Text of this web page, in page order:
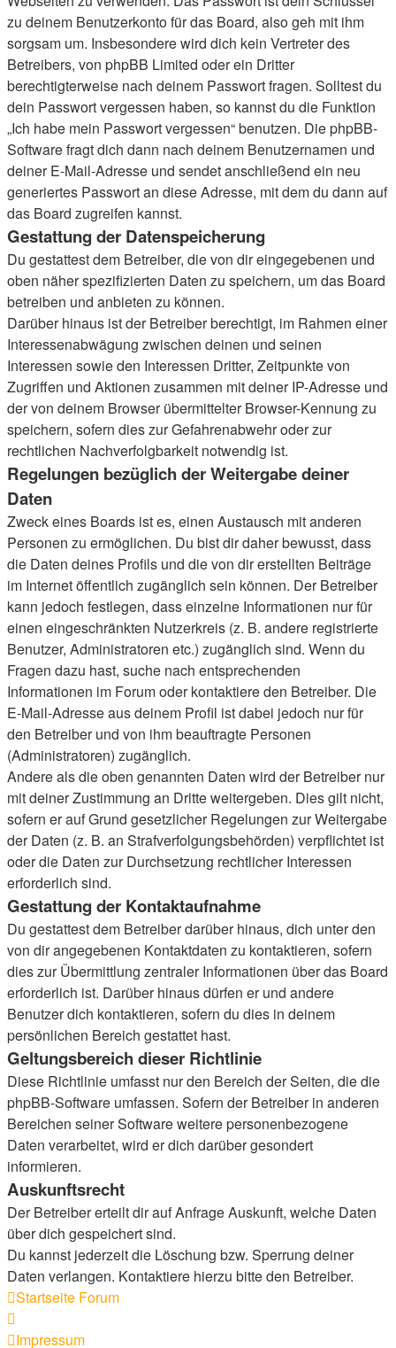
zu deinem Benutzerkonto für das Board, also geh mit ihm
sorgsam um. Insbesondere wird dich kein Vertreter des
Betreibers, von phpBB Limited oder ein Dritter
berechtigterweise nach deinem Passwort fragen. Solltest du
dein Passwort vergessen haben, so kannst du die Funktion
„Ich habe mein Passwort vergessen“ benutzen. Die phpBB-
Software fragt dich dann nach deinem Benutzernamen und
deiner E-Mail-Adresse und sendet anschließend ein neu
generiertes Passwort an diese Adresse, mit dem du dann auf
das Board zugreifen kannst.
Gestattung der Datenspeicherung
Du gestattest dem Betreiber, die von dir eingegebenen und
oben näher spezifizierten Daten zu speichern, um das Board
betreiben und anbieten zu können.
Darüber hinaus ist der Betreiber berechtigt, im Rahmen einer
Interessenabwägung zwischen deinen und seinen
Interessen sowie den Interessen Dritter, Zeitpunkte von
Zugriffen und Aktionen zusammen mit deiner IP-Adresse und
der von deinem Browser übermittelter Browser-Kennung zu
speichern, sofern dies zur Gefahrenabwehr oder zur
rechtlichen Nachverfolgbarkeit notwendig ist.
Regelungen bezüglich der Weitergabe deiner
Daten
Zweck eines Boards ist es, einen Austausch mit anderen
Personen zu ermöglichen. Du bist dir daher bewusst, dass
die Daten deines Profils und die von dir erstellten Beiträge
im Internet öffentlich zugänglich sein können. Der Betreiber
kann jedoch festlegen, dass einzelne Informationen nur für
einen eingeschränkten Nutzerkreis (z. B. andere registrierte
Benutzer, Administratoren etc.) zugänglich sind. Wenn du
Fragen dazu hast, suche nach entsprechenden
Informationen im Forum oder kontaktiere den Betreiber. Die
E-Mail-Adresse aus deinem Profil ist dabei jedoch nur für
den Betreiber und von ihm beauftragte Personen
(Administratoren) zugänglich.
Andere als die oben genannten Daten wird der Betreiber nur
mit deiner Zustimmung an Dritte weitergeben. Dies gilt nicht,
sofern er auf Grund gesetzlicher Regelungen zur Weitergabe
der Daten (z. B. an Strafverfolgungsbehörden) verpflichtet ist
oder die Daten zur Durchsetzung rechtlicher Interessen
erforderlich sind.
Gestattung der Kontaktaufnahme
Du gestattest dem Betreiber darüber hinaus, dich unter den
von dir angegebenen Kontaktdaten zu kontaktieren, sofern
dies zur Übermittlung zentraler Informationen über das Board
erforderlich ist. Darüber hinaus dürfen er und andere
Benutzer dich kontaktieren, sofern du dies in deinem
persönlichen Bereich gestattet hast.
Geltungsbereich dieser Richtlinie
Diese Richtlinie umfasst nur den Bereich der Seiten, die die
phpBB-Software umfassen. Sofern der Betreiber in anderen
Bereichen seiner Software weitere personenbezogene
Daten verarbeitet, wird er dich darüber gesondert
informieren.
Auskunftsrecht
Der Betreiber erteilt dir auf Anfrage Auskunft, welche Daten
über dich gespeichert sind.
Du kannst jederzeit die Löschung bzw. Sperrung deiner
Daten verlangen. Kontaktiere hierzu bitte den Betreiber.
Startseite Forum
Impressum